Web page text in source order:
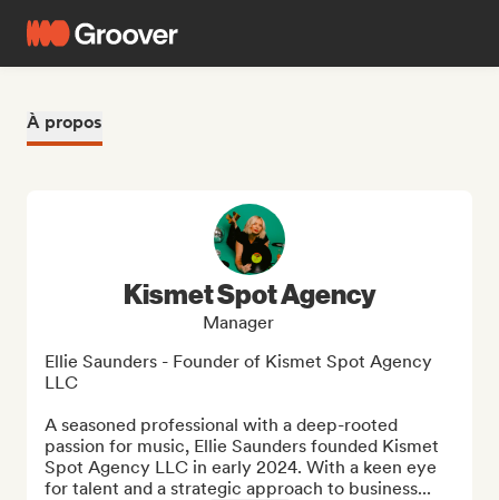
À propos
Kismet Spot Agency
Manager
Ellie Saunders - Founder of Kismet Spot Agency
LLC
A seasoned professional with a deep-rooted
passion for music, Ellie Saunders founded Kismet
Spot Agency LLC in early 2024. With a keen eye
for talent and a strategic approach to business...